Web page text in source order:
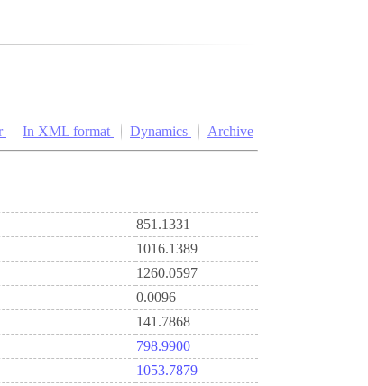
In XML format Dynamics Archive
851.1331
1016.1389
1260.0597
0.0096
141.7868
798.9900
1053.7879